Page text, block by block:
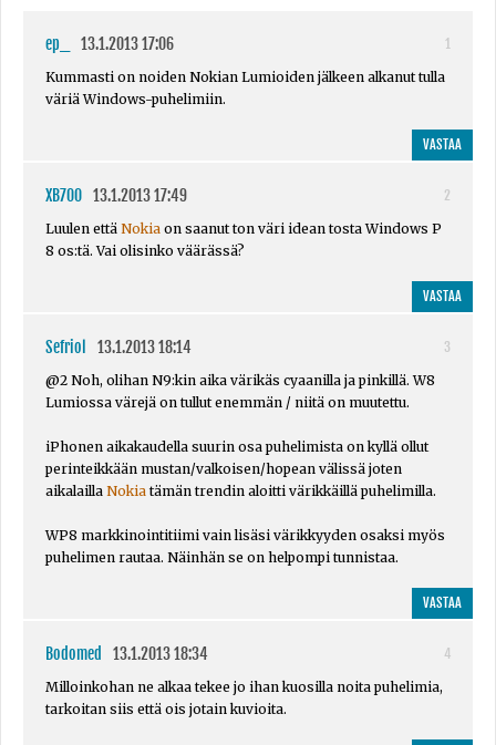
ep_ 13.1.2013 17:06
1
Kummasti on noiden Nokian Lumioiden jälkeen alkanut tulla
väriä Windows-puhelimiin.
VASTAA
XB700 13.1.2013 17:49
2
Luulen että Nokia on saanut ton väri idean tosta Windows P
8 os:tä. Vai olisinko väärässä?
VASTAA
Sefriol 13.1.2013 18:14
3
@2 Noh, olihan N9:kin aika värikäs cyaanilla ja pinkillä. W8
Lumiossa värejä on tullut enemmän / niitä on muutettu.
iPhonen aikakaudella suurin osa puhelimista on kyllä ollut
perinteikkään mustan/valkoisen/hopean välissä joten
aikalailla Nokia tämän trendin aloitti värikkäillä puhelimilla.
WP8 markkinointitiimi vain lisäsi värikkyyden osaksi myös
puhelimen rautaa. Näinhän se on helpompi tunnistaa.
VASTAA
Bodomed 13.1.2013 18:34
4
Milloinkohan ne alkaa tekee jo ihan kuosilla noita puhelimia,
tarkoitan siis että ois jotain kuvioita.